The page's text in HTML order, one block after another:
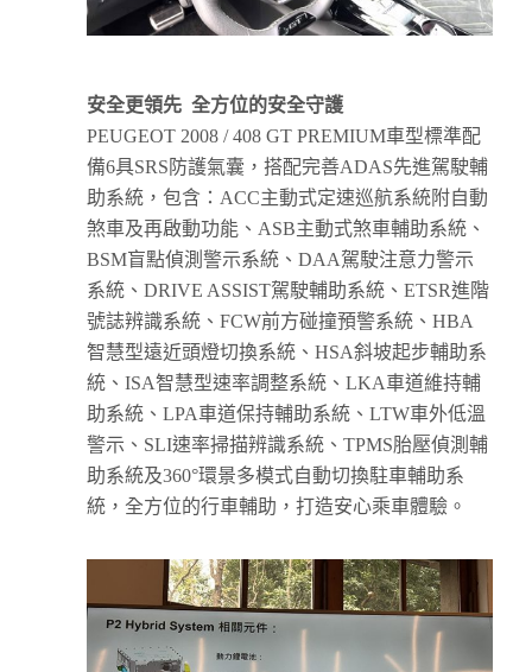
安全更領先 全方位的安全守護
PEUGEOT 2008 / 408 GT PREMIUM車型標準配
備6具SRS防護氣囊，搭配完善ADAS先進駕駛輔
助系統，包含：ACC主動式定速巡航系統附自動
煞車及再啟動功能、ASB主動式煞車輔助系統、
BSM盲點偵測警示系統、DAA駕駛注意力警示
系統、DRIVE ASSIST駕駛輔助系統、ETSR進階
號誌辨識系統、FCW前方碰撞預警系統、HBA
智慧型遠近頭燈切換系統、HSA斜坡起步輔助系
統、ISA智慧型速率調整系統、LKA車道維持輔
助系統、LPA車道保持輔助系統、LTW車外低溫
警示、SLI速率掃描辨識系統、TPMS胎壓偵測輔
助系統及360°環景多模式自動切換駐車輔助系
統，全方位的行車輔助，打造安心乘車體驗。